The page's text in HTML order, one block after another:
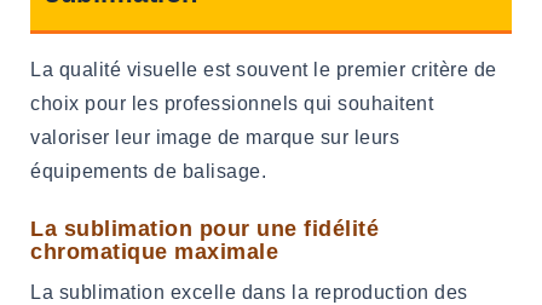
La qualité visuelle est souvent le premier critère de
choix pour les professionnels qui souhaitent
valoriser leur image de marque sur leurs
équipements de balisage.
La sublimation pour une fidélité
chromatique maximale
La sublimation excelle dans la reproduction des